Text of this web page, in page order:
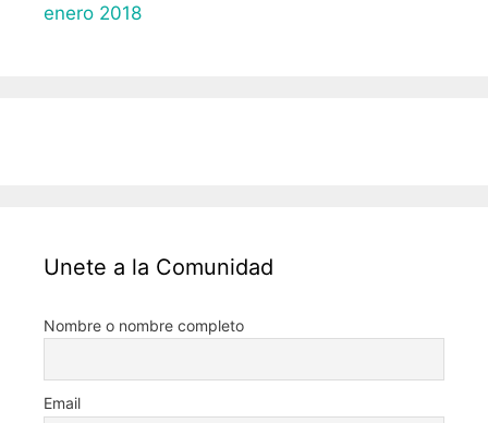
enero 2018
Unete a la Comunidad
Nombre o nombre completo
Email